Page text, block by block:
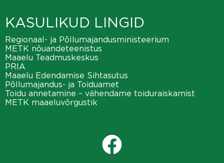
KASULIKUD LINGID
Regionaal- ja Põllumajandusministeerium
METK nõuandeteenistus
Maaelu Teadmuskeskus
PRIA
Maaelu Edendamise Sihtasutus
Põllumajandus- ja Toiduamet
Toidu annetamine – vähendame toiduraiskamist
METK maaeluvõrgustik